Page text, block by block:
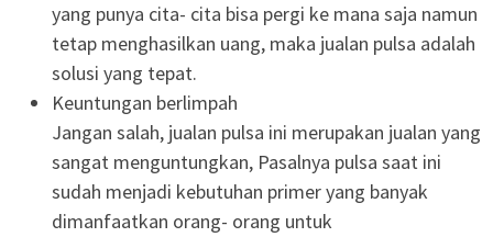
yang punya cita- cita bisa pergi ke mana saja namun
tetap menghasilkan uang, maka jualan pulsa adalah
solusi yang tepat.
Keuntungan berlimpah
Jangan salah, jualan pulsa ini merupakan jualan yang
sangat menguntungkan, Pasalnya pulsa saat ini
sudah menjadi kebutuhan primer yang banyak
dimanfaatkan orang- orang untuk